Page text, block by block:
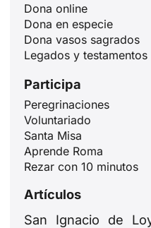
Dona online
Dona en especie
Dona vasos sagrados
Legados y testamentos
Participa
Peregrinaciones
Voluntariado
Santa Misa
Aprende Roma
Rezar con 10 minutos
Artículos
San Ignacio de